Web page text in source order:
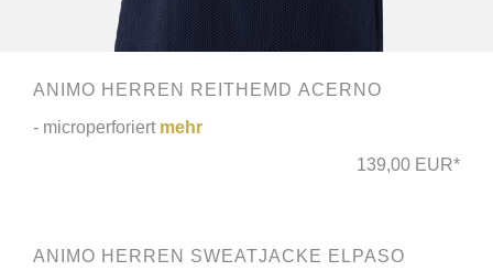
ANIMO HERREN REITHEMD ACERNO
- microperforiert mehr
139,00 EUR*
ANIMO HERREN SWEATJACKE ELPASO